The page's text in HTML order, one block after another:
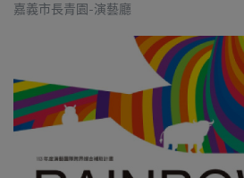
嘉義市長青園-演藝廳